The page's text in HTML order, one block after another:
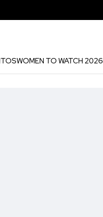
WOMEN TO WATCH 2026